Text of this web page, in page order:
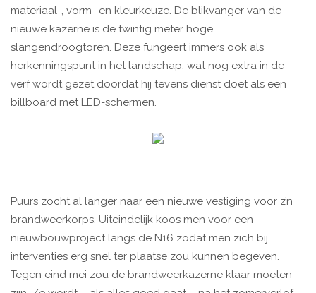
materiaal-, vorm- en kleurkeuze. De blikvanger van de
nieuwe kazerne is de twintig meter hoge
slangendroogtoren. Deze fungeert immers ook als
herkenningspunt in het landschap, wat nog extra in de
verf wordt gezet doordat hij tevens dienst doet als een
billboard met LED-schermen.
Puurs zocht al langer naar een nieuwe vestiging voor z’n
brandweerkorps. Uiteindelijk koos men voor een
nieuwbouwproject langs de N16 zodat men zich bij
interventies erg snel ter plaatse zou kunnen begeven.
Tegen eind mei zou de brandweerkazerne klaar moeten